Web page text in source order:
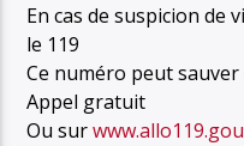
En cas de suspicion de
le 119
Ce numéro peut sauver
Appel gratuit
Ou sur